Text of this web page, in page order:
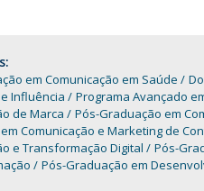
em Comunicação em Saúde
Influência
Programa Avançado
de Marca
Pós-Graduação em
Comunicação e Marketing de
e Transformação Digital
Pós-
Pós-Graduação em